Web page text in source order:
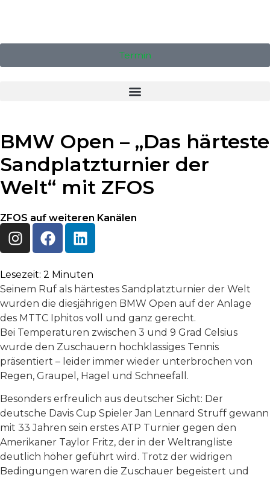
Termin
BMW Open – „Das härteste
Sandplatzturnier der
Welt“ mit ZFOS
ZFOS auf weiteren Kanälen
Lesezeit: 2 Minuten
Seinem Ruf als härtestes Sandplatzturnier der Welt
wurden die diesjährigen BMW Open auf der Anlage
des MTTC Iphitos voll und ganz gerecht.
Bei Temperaturen zwischen 3 und 9 Grad Celsius
wurde den Zuschauern hochklassiges Tennis
präsentiert – leider immer wieder unterbrochen von
Regen, Graupel, Hagel und Schneefall.
Besonders erfreulich aus deutscher Sicht: Der
deutsche Davis Cup Spieler Jan Lennard Struff gewann
mit 33 Jahren sein erstes ATP Turnier gegen den
Amerikaner Taylor Fritz, der in der Weltrangliste
deutlich höher geführt wird. Trotz der widrigen
Bedingungen waren die Zuschauer begeistert und